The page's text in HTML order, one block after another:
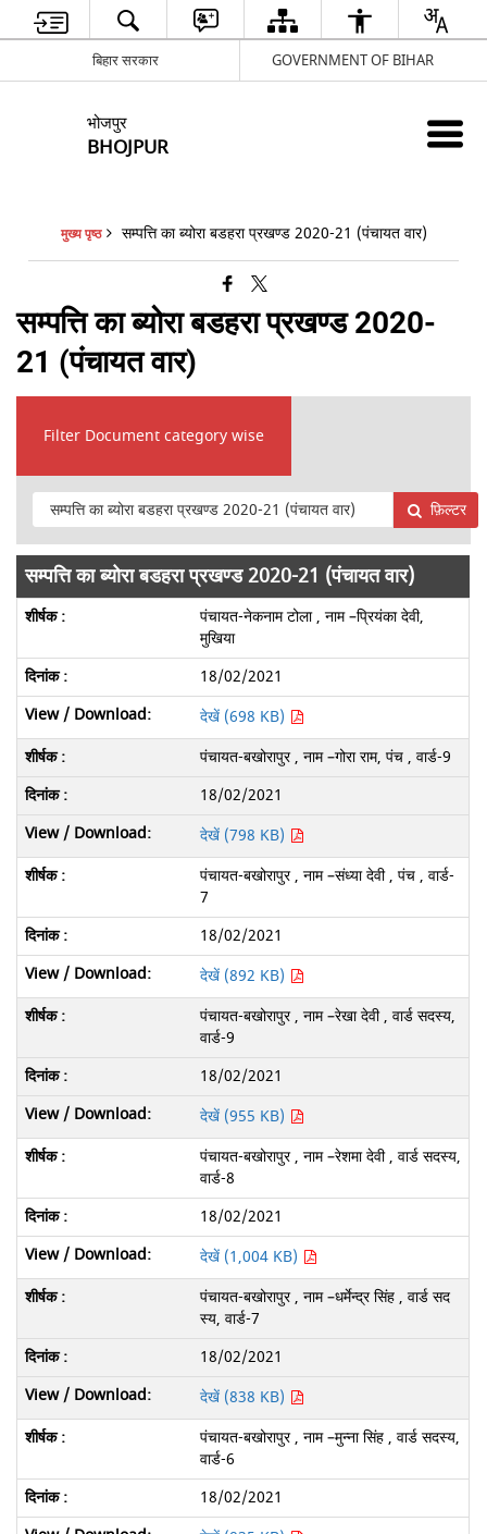
बिहार सरकार GOVERNMENT OF BIHAR
भोजपुर
BHOJPUR
मुख्य पृष्ठ सम्पत्ति का ब्योरा बडहरा प्रखण्ड 2020-21 (पंचायत वार)
सम्पत्ति का ब्योरा बडहरा प्रखण्ड 2020-
21 (पंचायत वार)
Filter Document category wise
फ़िल्टर
सम्पत्ति का ब्योरा बडहरा प्रखण्ड 2020-21 (पंचायत वार)
पंचायत-नेकनाम टोला , नाम –प्रियंका देवी,
मुखिया
18/02/2021
देखें (698 KB)
पंचायत-बखोरापुर , नाम –गोरा राम, पंच , वार्ड-9
18/02/2021
देखें (798 KB)
पंचायत-बखोरापुर , नाम –संध्या देवी , पंच , वार्ड-
7
18/02/2021
देखें (892 KB)
पंचायत-बखोरापुर , नाम –रेखा देवी , वार्ड सदस्य,
वार्ड-9
18/02/2021
देखें (955 KB)
पंचायत-बखोरापुर , नाम –रेशमा देवी , वार्ड सदस्य,
वार्ड-8
18/02/2021
देखें (1,004 KB)
पंचायत-बखोरापुर , नाम –धर्मेन्द्र सिंह , वार्ड सद
स्य, वार्ड-7
18/02/2021
देखें (838 KB)
पंचायत-बखोरापुर , नाम –मुन्ना सिंह , वार्ड सदस्य,
वार्ड-6
18/02/2021